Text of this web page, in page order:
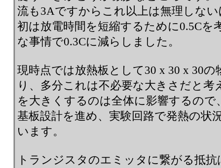
流も3Aですからこれ以上は無理しな
初は放電時間を短縮するために0.5C
な事情で0.3Cに減らしました。
現時点では放熱板として30 x 30 x 30
り、多分これは不必要な大きさだと
を大きくするのは全体に影響するの
基板設計を進め、実験回路で発熱の状
います。
トランジスタのエミッタに繋がる抵